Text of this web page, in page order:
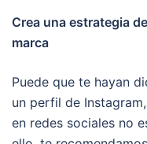
Crea una estrategia
marca
Puede que te hayan
un perfil de
en redes sociales no